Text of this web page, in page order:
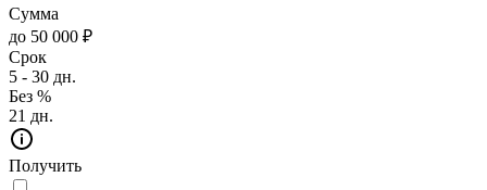
Сумма
до 50 000 ₽
Срок
5 - 30 дн.
Без %
21 дн.
Получить